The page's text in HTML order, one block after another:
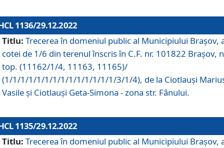
1136/29.12.2022
Titlu: Trecerea în domeniul public al Municipiului Braşov,
cotei de 1/6 din terenul înscris în C.F. nr. 101822 Brașov,
top. (11162/1/4, 11163, 11165)/
(1/1/1/1/1/1/1/1/1/1/1/1/1/1/3/1/4), de la Ciotlauși
Vasile și Ciotlauși Geta-Simona - zona str. Fânului.
1135/29.12.2022
Titlu: Trecerea în domeniul public al Municipiului Braşov,